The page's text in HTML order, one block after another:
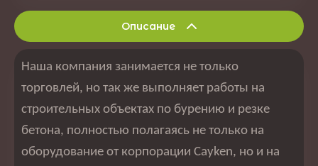
Описание
Наша компания занимается не только
торговлей, но так же выполняет работы на
строительных объектах по бурению и резке
бетона, полностью полагаясь не только на
оборудование от корпорации Cayken, но и на